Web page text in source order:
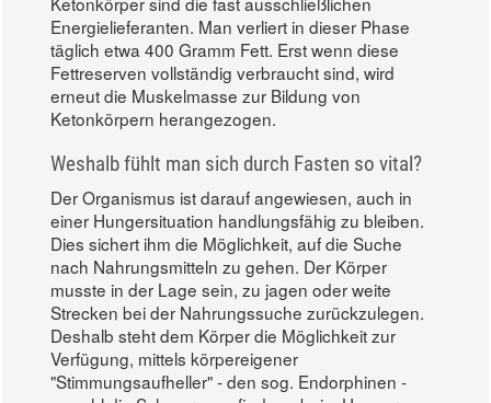
Energielieferanten. Man verliert in dieser Phase
täglich etwa 400 Gramm Fett. Erst wenn diese
Fettreserven vollständig verbraucht sind, wird
erneut die Muskelmasse zur Bildung von
Ketonkörpern herangezogen.
Weshalb fühlt man sich durch Fasten so vital?
Der Organismus ist darauf angewiesen, auch in
einer Hungersituation handlungsfähig zu bleiben.
Dies sichert ihm die Möglichkeit, auf die Suche
nach Nahrungsmitteln zu gehen. Der Körper
musste in der Lage sein, zu jagen oder weite
Strecken bei der Nahrungssuche zurückzulegen.
Deshalb steht dem Körper die Möglichkeit zur
Verfügung, mittels körpereigener
"Stimmungsaufheller" - den sog. Endorphinen -